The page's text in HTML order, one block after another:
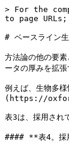
> For the
to page
# ベースライン
方法論の他の要
ータの厚みを拡
例えば、生物多
(https://
表3は、採用さ
#### **表4。採